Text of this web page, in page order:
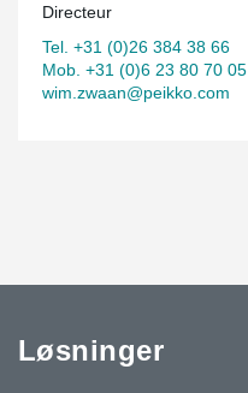
Directeur
Tel. +31 (0)26 384 38 66
Mob. +31 (0)6 23 80 70 05
wim.zwaan@peikko.com
Løsninger